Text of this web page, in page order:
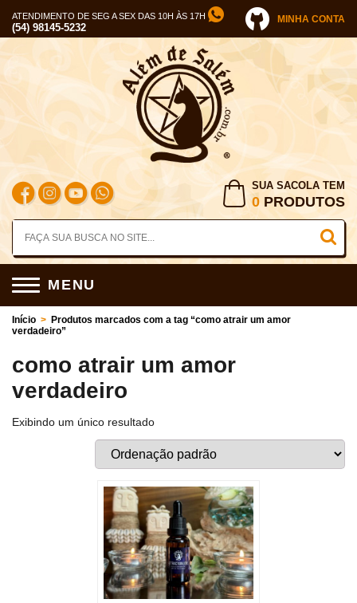
ATENDIMENTO DE SEG A SEX DAS 10H ÀS 17H
(54) 98145-5232
MINHA CONTA
SUA SACOLA TEM
0 PRODUTOS
MENU
Início > Produtos marcados com a tag “como atrair um amor
verdadeiro”
como atrair um amor
verdadeiro
Exibindo um único resultado